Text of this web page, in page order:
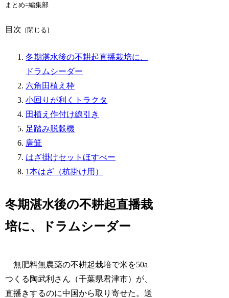
まとめ=編集部
目次
冬期湛水後の不耕起直播栽培に、
ドラムシーダー
六角田植え枠
小回りが利くトラクタ
田植え作付け線引き
足踏み脱穀機
唐箕
はざ掛けセットほすべー
1本はざ（杭掛け用）
冬期湛水後の不耕起直播栽
培に、ドラムシーダー
無肥料無農薬の不耕起栽培で米を50a
つくる陶武利さん（千葉県君津市）が、
直播きするのに中国から取り寄せた。送